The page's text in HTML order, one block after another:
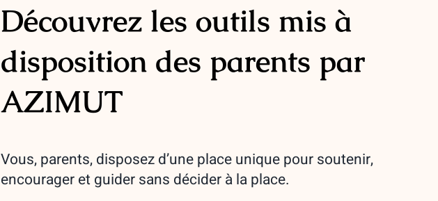
Découvrez les outils mis à
disposition des parents par
AZIMUT
Vous, parents, disposez d’une place unique pour soutenir,
encourager et guider sans décider à la place.